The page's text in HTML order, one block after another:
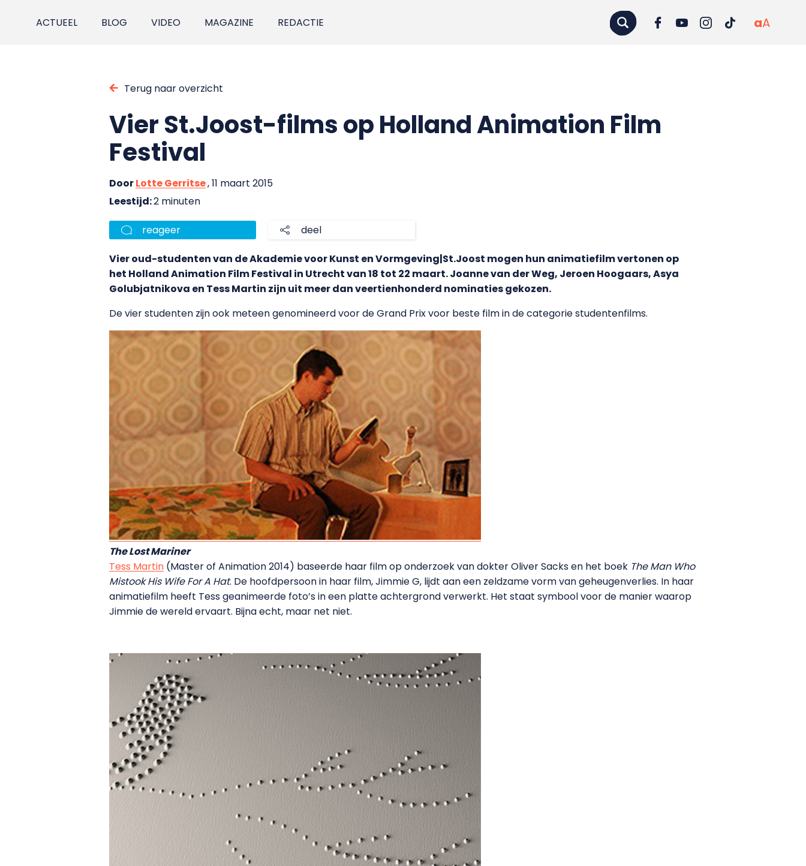
ACTUEEL BLOG VIDEO MAGAZINE REDACTIE aA
Terug naar overzicht
Vier St.Joost-films op Holland Animation Film
Festival
DoorLotte Gerritse, 11 maart 2015
Leestijd:2 minuten
reageer deel
Vier oud-studenten van de Akademie voor Kunst en Vormgeving|St.Joost mogen hun animatiefilm vertonen op
het Holland Animation Film Festival in Utrecht van 18 tot 22 maart. Joanne van der Weg, Jeroen Hoogaars, Asya
Golubjatnikova en Tess Martin zijn uit meer dan veertienhonderd nominaties gekozen.
De vier studenten zijn ook meteen genomineerd voor de Grand Prix voor beste film in de categorie studentenfilms.
The Lost Mariner
Tess Martin (Master of Animation 2014) baseerde haar film op onderzoek van dokter Oliver Sacks en het boek The Man Who
Mistook His Wife For A Hat. De hoofdpersoon in haar film, Jimmie G, lijdt aan een zeldzame vorm van geheugenverlies. In haar
animatiefilm heeft Tess geanimeerde foto’s in een platte achtergrond verwerkt. Het staat symbool voor de manier waarop
Jimmie de wereld ervaart. Bijna echt, maar net niet.